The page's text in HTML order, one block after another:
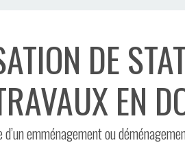
DE
EN
emménagement ou